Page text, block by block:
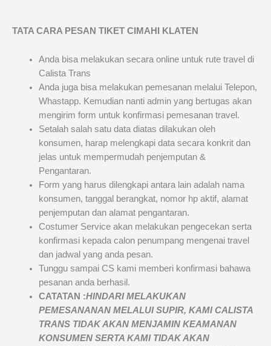
TATA CARA PESAN TIKET CIMAHI KLATEN
Anda bisa melakukan secara online untuk rute travel di
Calista Trans
Anda juga bisa melakukan pemesanan melalui Telepon,
Whastapp. Kemudian nanti admin yang bertugas akan
mengirim form untuk konfirmasi pemesanan travel.
Setalah salah satu data diatas dilakukan oleh
konsumen, harap melengkapi data secara konkrit dan
jelas untuk mempermudah penjemputan &
Pengantaran.
Form yang harus dilengkapi antara lain adalah nama
konsumen, tanggal berangkat, nomor hp aktif, alamat
penjemputan dan alamat pengantaran.
Costumer Service akan melakukan pengecekan serta
konfirmasi kepada calon penumpang mengenai travel
dan jadwal yang anda pesan.
Tunggu sampai CS kami memberi konfirmasi bahawa
pesanan anda berhasil.
CATATAN :HINDARI MELAKUKAN
PEMESANANAN MELALUI SUPIR, KAMICALISTA
TRANSTIDAK AKAN MENJAMINKEAMANAN
KONSUMEN SERTA KAMI TIDAK AKAN